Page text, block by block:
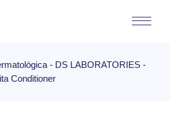
DS LABORATORIES
Conditioner